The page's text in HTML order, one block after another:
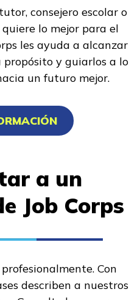
consejero escolar o
lo mejor para el
les ayuda a alcanzar
propósito y guiarlos a lo
un futuro mejor.
a un
Job Corps
Con
describen a nuestros